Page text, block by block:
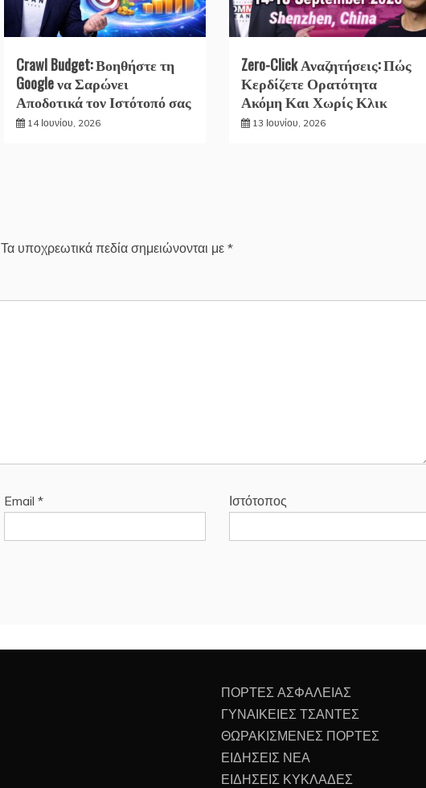
Crawl Budget: Βοηθήστε τη
Google να Σαρώνει
Αποδοτικά τον Ιστότοπό σας
14 Ιουνίου, 2026
Zero-Click Αναζητήσεις: Πώς
Κερδίζετε Ορατότητα
Ακόμη Και Χωρίς Κλικ
13 Ιουνίου, 2026
Τα υποχρεωτικά πεδία σημειώνονται με *
Email * Ιστότοπος
ΠΟΡΤΕΣ ΑΣΦΑΛΕΙΑΣ
ΓΥΝΑΙΚΕΙΕΣ ΤΣΑΝΤΕΣ
ΘΩΡΑΚΙΣΜΕΝΕΣ ΠΟΡΤΕΣ
ΕΙΔΗΣΕΙΣ ΝΕΑ
ΕΙΔΗΣΕΙΣ ΚΥΚΛΑΔΕΣ